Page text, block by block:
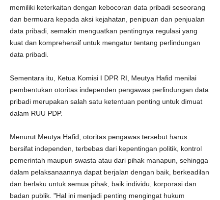
memiliki keterkaitan dengan kebocoran data pribadi seseorang
dan bermuara kepada aksi kejahatan, penipuan dan penjualan
data pribadi, semakin menguatkan pentingnya regulasi yang
kuat dan komprehensif untuk mengatur tentang perlindungan
data pribadi.
Sementara itu, Ketua Komisi I DPR RI, Meutya Hafid menilai
pembentukan otoritas independen pengawas perlindungan data
pribadi merupakan salah satu ketentuan penting untuk dimuat
dalam RUU PDP.
Menurut Meutya Hafid, otoritas pengawas tersebut harus
bersifat independen, terbebas dari kepentingan politik, kontrol
pemerintah maupun swasta atau dari pihak manapun, sehingga
dalam pelaksanaannya dapat berjalan dengan baik, berkeadilan
dan berlaku untuk semua pihak, baik individu, korporasi dan
badan publik. "Hal ini menjadi penting mengingat hukum